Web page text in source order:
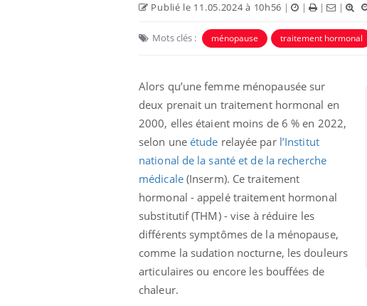
Publié le 11.05.2024 à 10h56 | | | |
Mots clés : ménopause traitement hormonal
Alors qu’une femme ménopausée sur
deux prenait un traitement hormonal en
2000, elles étaient moins de 6 % en 2022,
selon une étude relayée par l’Institut
national de la santé et de la recherche
médicale(Inserm). Ce traitement
hormonal - appelé traitement hormonal
substitutif (THM) - vise à réduire les
différents symptômes de la ménopause,
comme la sudation nocturne, les douleurs
articulaires ou encore les bouffées de
chaleur.
Éclipse solaire du 12 août
: “Des verres adaptés,
c'est indispensable pour
Les troubles du sommeil
modifient votre cerveau !
Mon enfant est-il trop
sensible ou simplement
très empathique ?